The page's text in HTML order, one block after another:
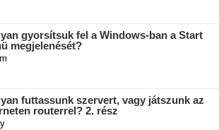
gyorsítsuk fel a Windows-ban a Start
megjelenését?
futtassunk szervert, vagy játszunk az
routerrel? 2. rész